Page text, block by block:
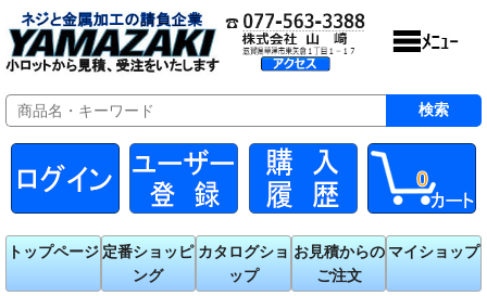
0
トップページ 定番ショッピ
ング
カタログショ
ップ
お見積からの
ご注文
マイショップ